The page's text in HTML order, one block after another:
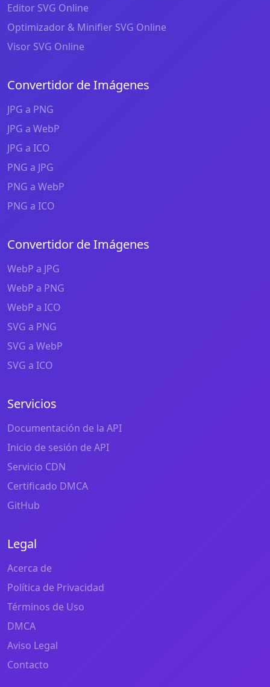
Editor SVG Online
Optimizador & Minifier SVG Online
Visor SVG Online
Convertidor de Imágenes
JPG a PNG
JPG a WebP
JPG a ICO
PNG a JPG
PNG a WebP
PNG a ICO
Convertidor de Imágenes
WebP a JPG
WebP a PNG
WebP a ICO
SVG a PNG
SVG a WebP
SVG a ICO
Servicios
Documentación de la API
Inicio de sesión de API
Servicio CDN
Certificado DMCA
GitHub
Legal
Acerca de
Política de Privacidad
Términos de Uso
DMCA
Aviso Legal
Contacto